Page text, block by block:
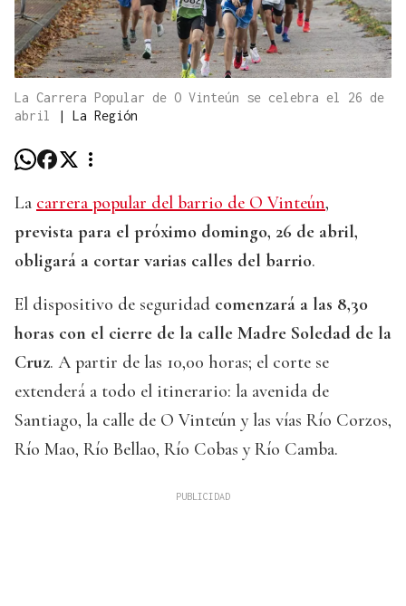
La Carrera Popular de O Vinteún se celebra el 26 de
abril
| La Región
La carrera popular del barrio de O Vinteún,
prevista para el próximo domingo, 26 de abril,
obligará a cortar varias calles del barrio.
El dispositivo de seguridad comenzará a las 8,30
horas con el cierre de la calle Madre Soledad de la
Cruz. A partir de las 10,00 horas; el corte se
extenderá a todo el itinerario: la avenida de
Santiago, la calle de O Vinteún y las vías Río Corzos,
Río Mao, Río Bellao, Río Cobas y Río Camba.